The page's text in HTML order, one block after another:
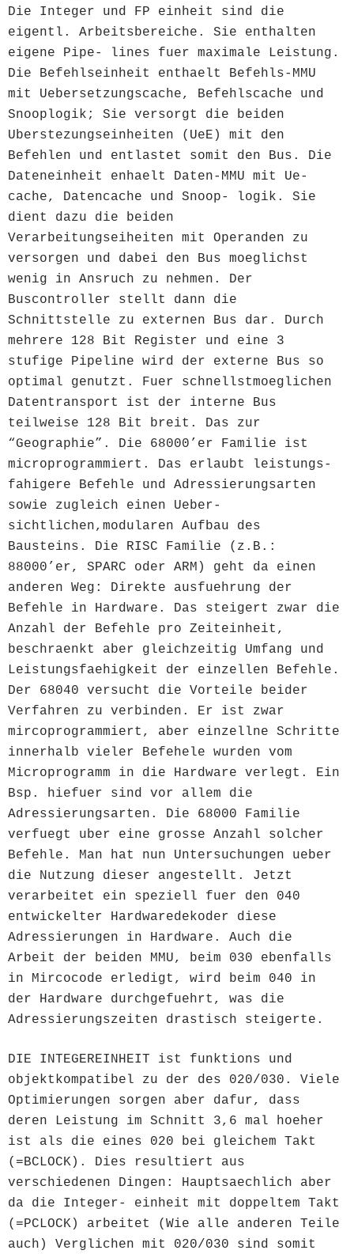
Die Integer und FP einheit sind die
eigentl. Arbeitsbereiche. Sie enthalten
eigene Pipe- lines fuer maximale Leistung.
Die Befehlseinheit enthaelt Befehls-MMU
mit Uebersetzungscache, Befehlscache und
Snooplogik; Sie versorgt die beiden
Uberstezungseinheiten (UeE) mit den
Befehlen und entlastet somit den Bus. Die
Dateneinheit enhaelt Daten-MMU mit Ue-
cache, Datencache und Snoop- logik. Sie
dient dazu die beiden
Verarbeitungseiheiten mit Operanden zu
versorgen und dabei den Bus moeglichst
wenig in Ansruch zu nehmen. Der
Buscontroller stellt dann die
Schnittstelle zu externen Bus dar. Durch
mehrere 128 Bit Register und eine 3
stufige Pipeline wird der externe Bus so
optimal genutzt. Fuer schnellstmoeglichen
Datentransport ist der interne Bus
teilweise 128 Bit breit. Das zur
“Geographie”. Die 68000’er Familie ist
microprogrammiert. Das erlaubt leistungs-
fahigere Befehle und Adressierungsarten
sowie zugleich einen Ueber-
sichtlichen,modularen Aufbau des
Bausteins. Die RISC Familie (z.B.:
88000’er, SPARC oder ARM) geht da einen
anderen Weg: Direkte ausfuehrung der
Befehle in Hardware. Das steigert zwar die
Anzahl der Befehle pro Zeiteinheit,
beschraenkt aber gleichzeitig Umfang und
Leistungsfaehigkeit der einzellen Befehle.
Der 68040 versucht die Vorteile beider
Verfahren zu verbinden. Er ist zwar
mircoprogrammiert, aber einzellne Schritte
innerhalb vieler Befehele wurden vom
Microprogramm in die Hardware verlegt. Ein
Bsp. hiefuer sind vor allem die
Adressierungsarten. Die 68000 Familie
verfuegt uber eine grosse Anzahl solcher
Befehle. Man hat nun Untersuchungen ueber
die Nutzung dieser angestellt. Jetzt
verarbeitet ein speziell fuer den 040
entwickelter Hardwaredekoder diese
Adressierungen in Hardware. Auch die
Arbeit der beiden MMU, beim 030 ebenfalls
in Mircocode erledigt, wird beim 040 in
der Hardware durchgefuehrt, was die
Adressierungszeiten drastisch steigerte.
DIE INTEGEREINHEIT ist funktions und
objektkompatibel zu der des 020/030. Viele
Optimierungen sorgen aber dafur, dass
deren Leistung im Schnitt 3,6 mal hoeher
ist als die eines 020 bei gleichem Takt
(=BCLOCK). Dies resultiert aus
verschiedenen Dingen: Hauptsaechlich aber
da die Integer- einheit mit doppeltem Takt
(=PCLOCK) arbeitet (Wie alle anderen Teile
auch) Verglichen mit 020/030 sind somit